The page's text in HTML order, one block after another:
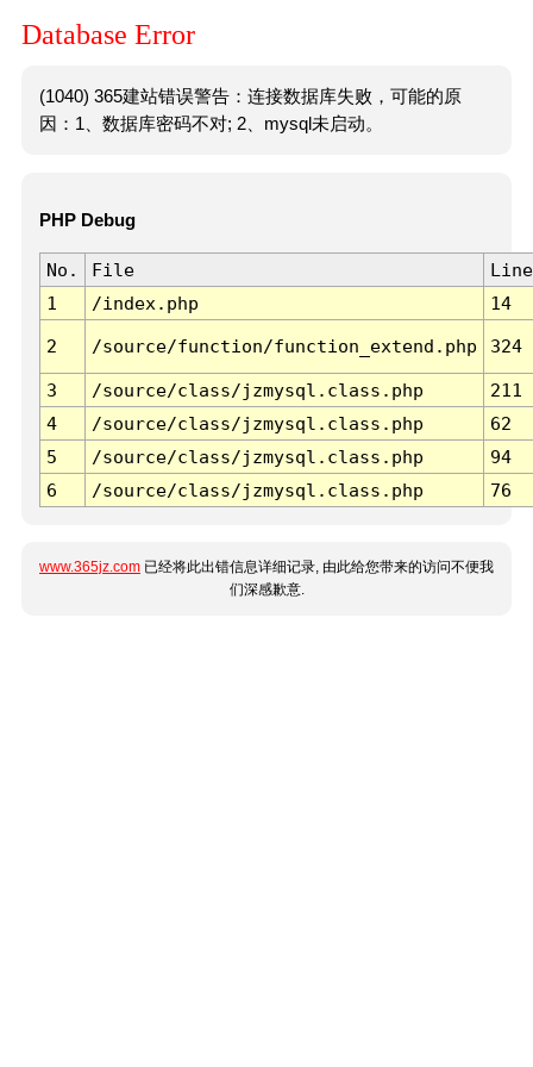
Database Error
(1040) 365建站错误警告：连接数据库失败，可能的原
因：1、数据库密码不对; 2、mysql未启动。
PHP Debug
No. File
Line
1
/index.php 14
2 /source/function/function_extend.php 324
3 /source/class/jzmysql.class.php
211
4
/source/class/jzmysql.class.php
62
5
/source/class/jzmysql.class.php
94
6
/source/class/jzmysql.class.php 76
www.365jz.com 已经将此出错信息详细记录, 由此给您带来的访问不便我
们深感歉意.